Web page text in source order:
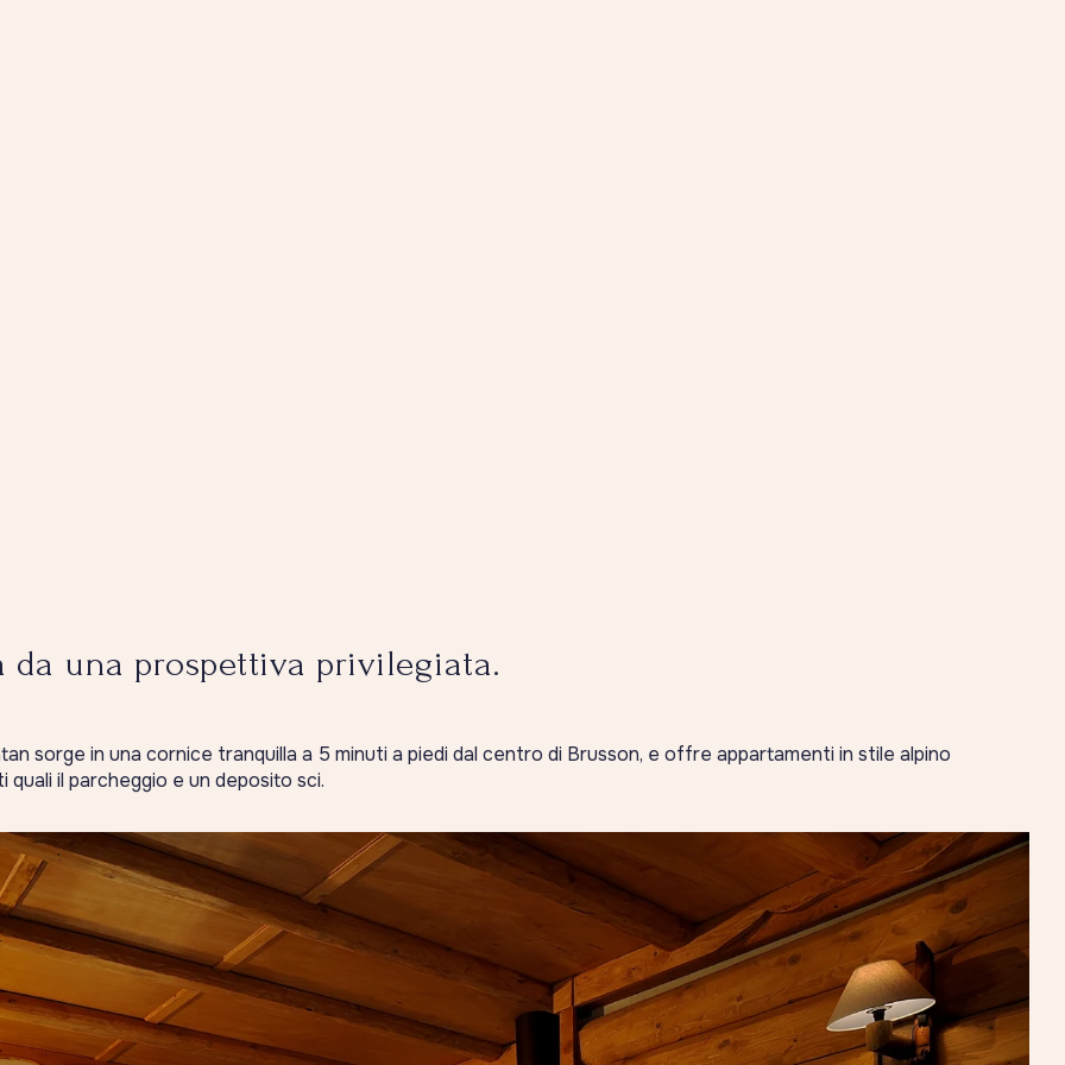
una prospettiva privilegiata.
sorge in una cornice tranquilla a 5 minuti a piedi dal centro di Brusson, e offre appartamenti in stile alpino
il parcheggio e un deposito sci.